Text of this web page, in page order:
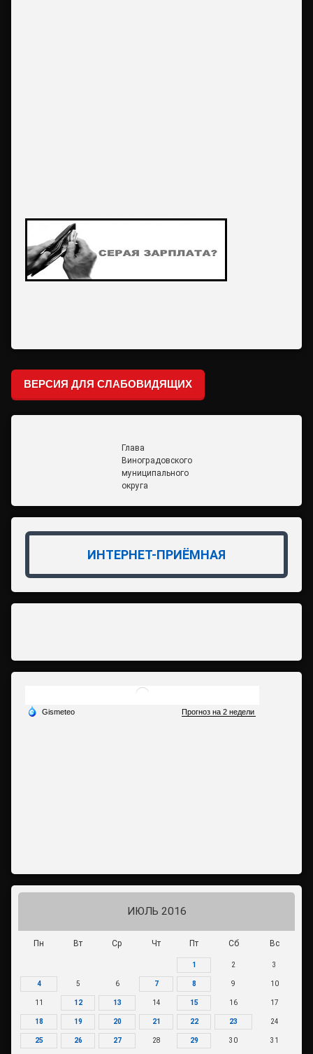
ВЕРСИЯ ДЛЯ СЛАБОВИДЯЩИХ
Глава
Виноградовского
муниципального
округа
ИНТЕРНЕТ-ПРИЁМНАЯ
ИЮЛЬ 2016
Пн Вт Ср Чт Пт Сб Вс
1 2 3
4 5 6 7 8 9 10
11 12 13 14 15 16 17
18 19 20 21 22 23 24
25 26 27 28 29 30 31